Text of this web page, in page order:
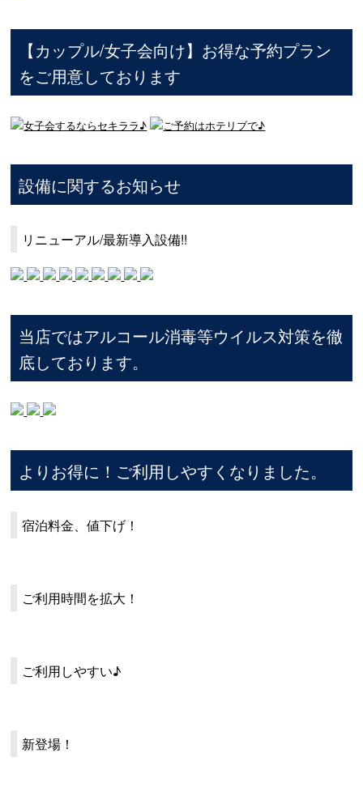
【カップル/女子会向け】お得な予約プラン
をご用意しております
設備に関するお知らせ
リニューアル/最新導入設備!!
当店ではアルコール消毒等ウイルス対策を徹
底しております。
よりお得に！ご利用しやすくなりました。
宿泊料金、値下げ！
ご利用時間を拡大！
ご利用しやすい♪
新登場！